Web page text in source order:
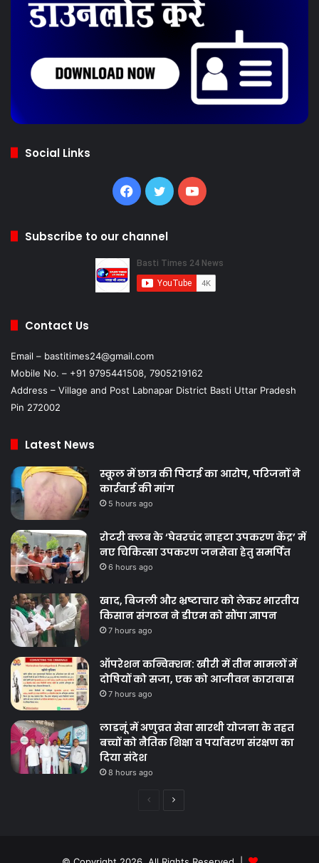
Social Links
Facebook
TwitterYouTube
Subscribe to our channel
Contact Us
Email – bastitimes24@gmail.com
Mobile No. – +91 9795441508, 7905219162
Address – Village and Post Labnapar District Basti Uttar Pradesh
Pin 272002
Latest News
स्कूल में छात्र की पिटाई का आरोप, परिजनों ने
कार्रवाई की मांग
5 hours ago
रोटरी क्लब के ‘घेवरचंद नाहटा उपकरण केंद्र’ में
नए चिकित्सा उपकरण जनसेवा हेतु समर्पित
6 hours ago
खाद, बिजली और भ्रष्टाचार को लेकर भारतीय
किसान संगठन ने डीएम को सौंपा ज्ञापन
7 hours ago
ऑपरेशन कन्विक्शन: खीरी में तीन मामलों में
दोषियों को सजा, एक को आजीवन कारावास
7 hours ago
लाडनूं में अणुव्रत सेवा सारथी योजना के तहत
बच्चों को नैतिक शिक्षा व पर्यावरण संरक्षण का
दिया संदेश
8 hours ago
PreviousNext